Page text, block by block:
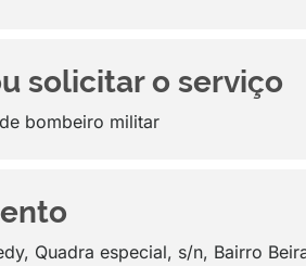
solicitar o serviço
bombeiro militar
Quadra especial, s/n, Bairro